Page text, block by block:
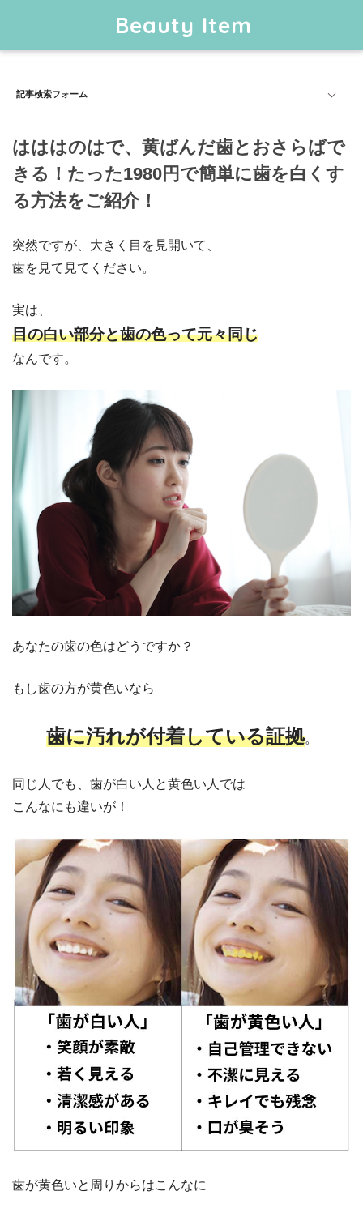
Beauty Item
記事検索フォーム
はははのはで、黄ばんだ歯とおさらばで
きる！たった1980円で簡単に歯を白くす
る方法をご紹介！
突然ですが、大きく目を見開いて、
歯を見て見てください。
実は、
目の白い部分と歯の色って元々同じ
なんです。
あなたの歯の色はどうですか？
もし歯の方が黄色いなら
歯に汚れが付着している証拠。
同じ人でも、歯が白い人と黄色い人では
こんなにも違いが！
歯が黄色いと周りからはこんなに